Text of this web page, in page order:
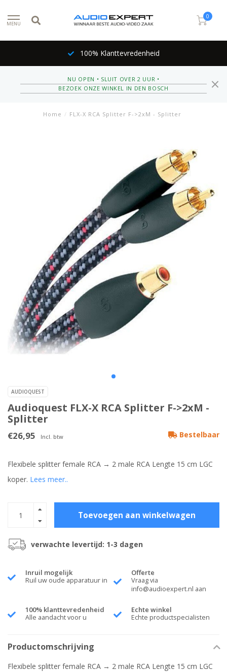
MENU
0
100% Klanttevredenheid
NU OPEN • SLUIT OVER 2 UUR •
BEZOEK ONZE WINKEL IN DEN BOSCH
Home / FLX-X RCA Splitter F->2xM - Splitter
AUDIOQUEST
Audioquest FLX-X RCA Splitter F->2xM -
Splitter
€26,95 Incl. btw Bestelbaar
Flexibele splitter female RCA → 2 male RCA Lengte 15 cm LGC
koper. Lees meer..
Toevoegen aan winkelwagen
verwachte levertijd: 1-3 dagen
Inruil mogelijk
Ruil uw oude apparatuur in
Offerte
Vraag via
info@audioexpert.nl aan
100% klanttevredenheid
Alle aandacht voor u
Echte winkel
Echte productspecialisten
Productomschrijving
Flexibele splitter female RCA → 2 male RCA Lengte 15 cm LGC